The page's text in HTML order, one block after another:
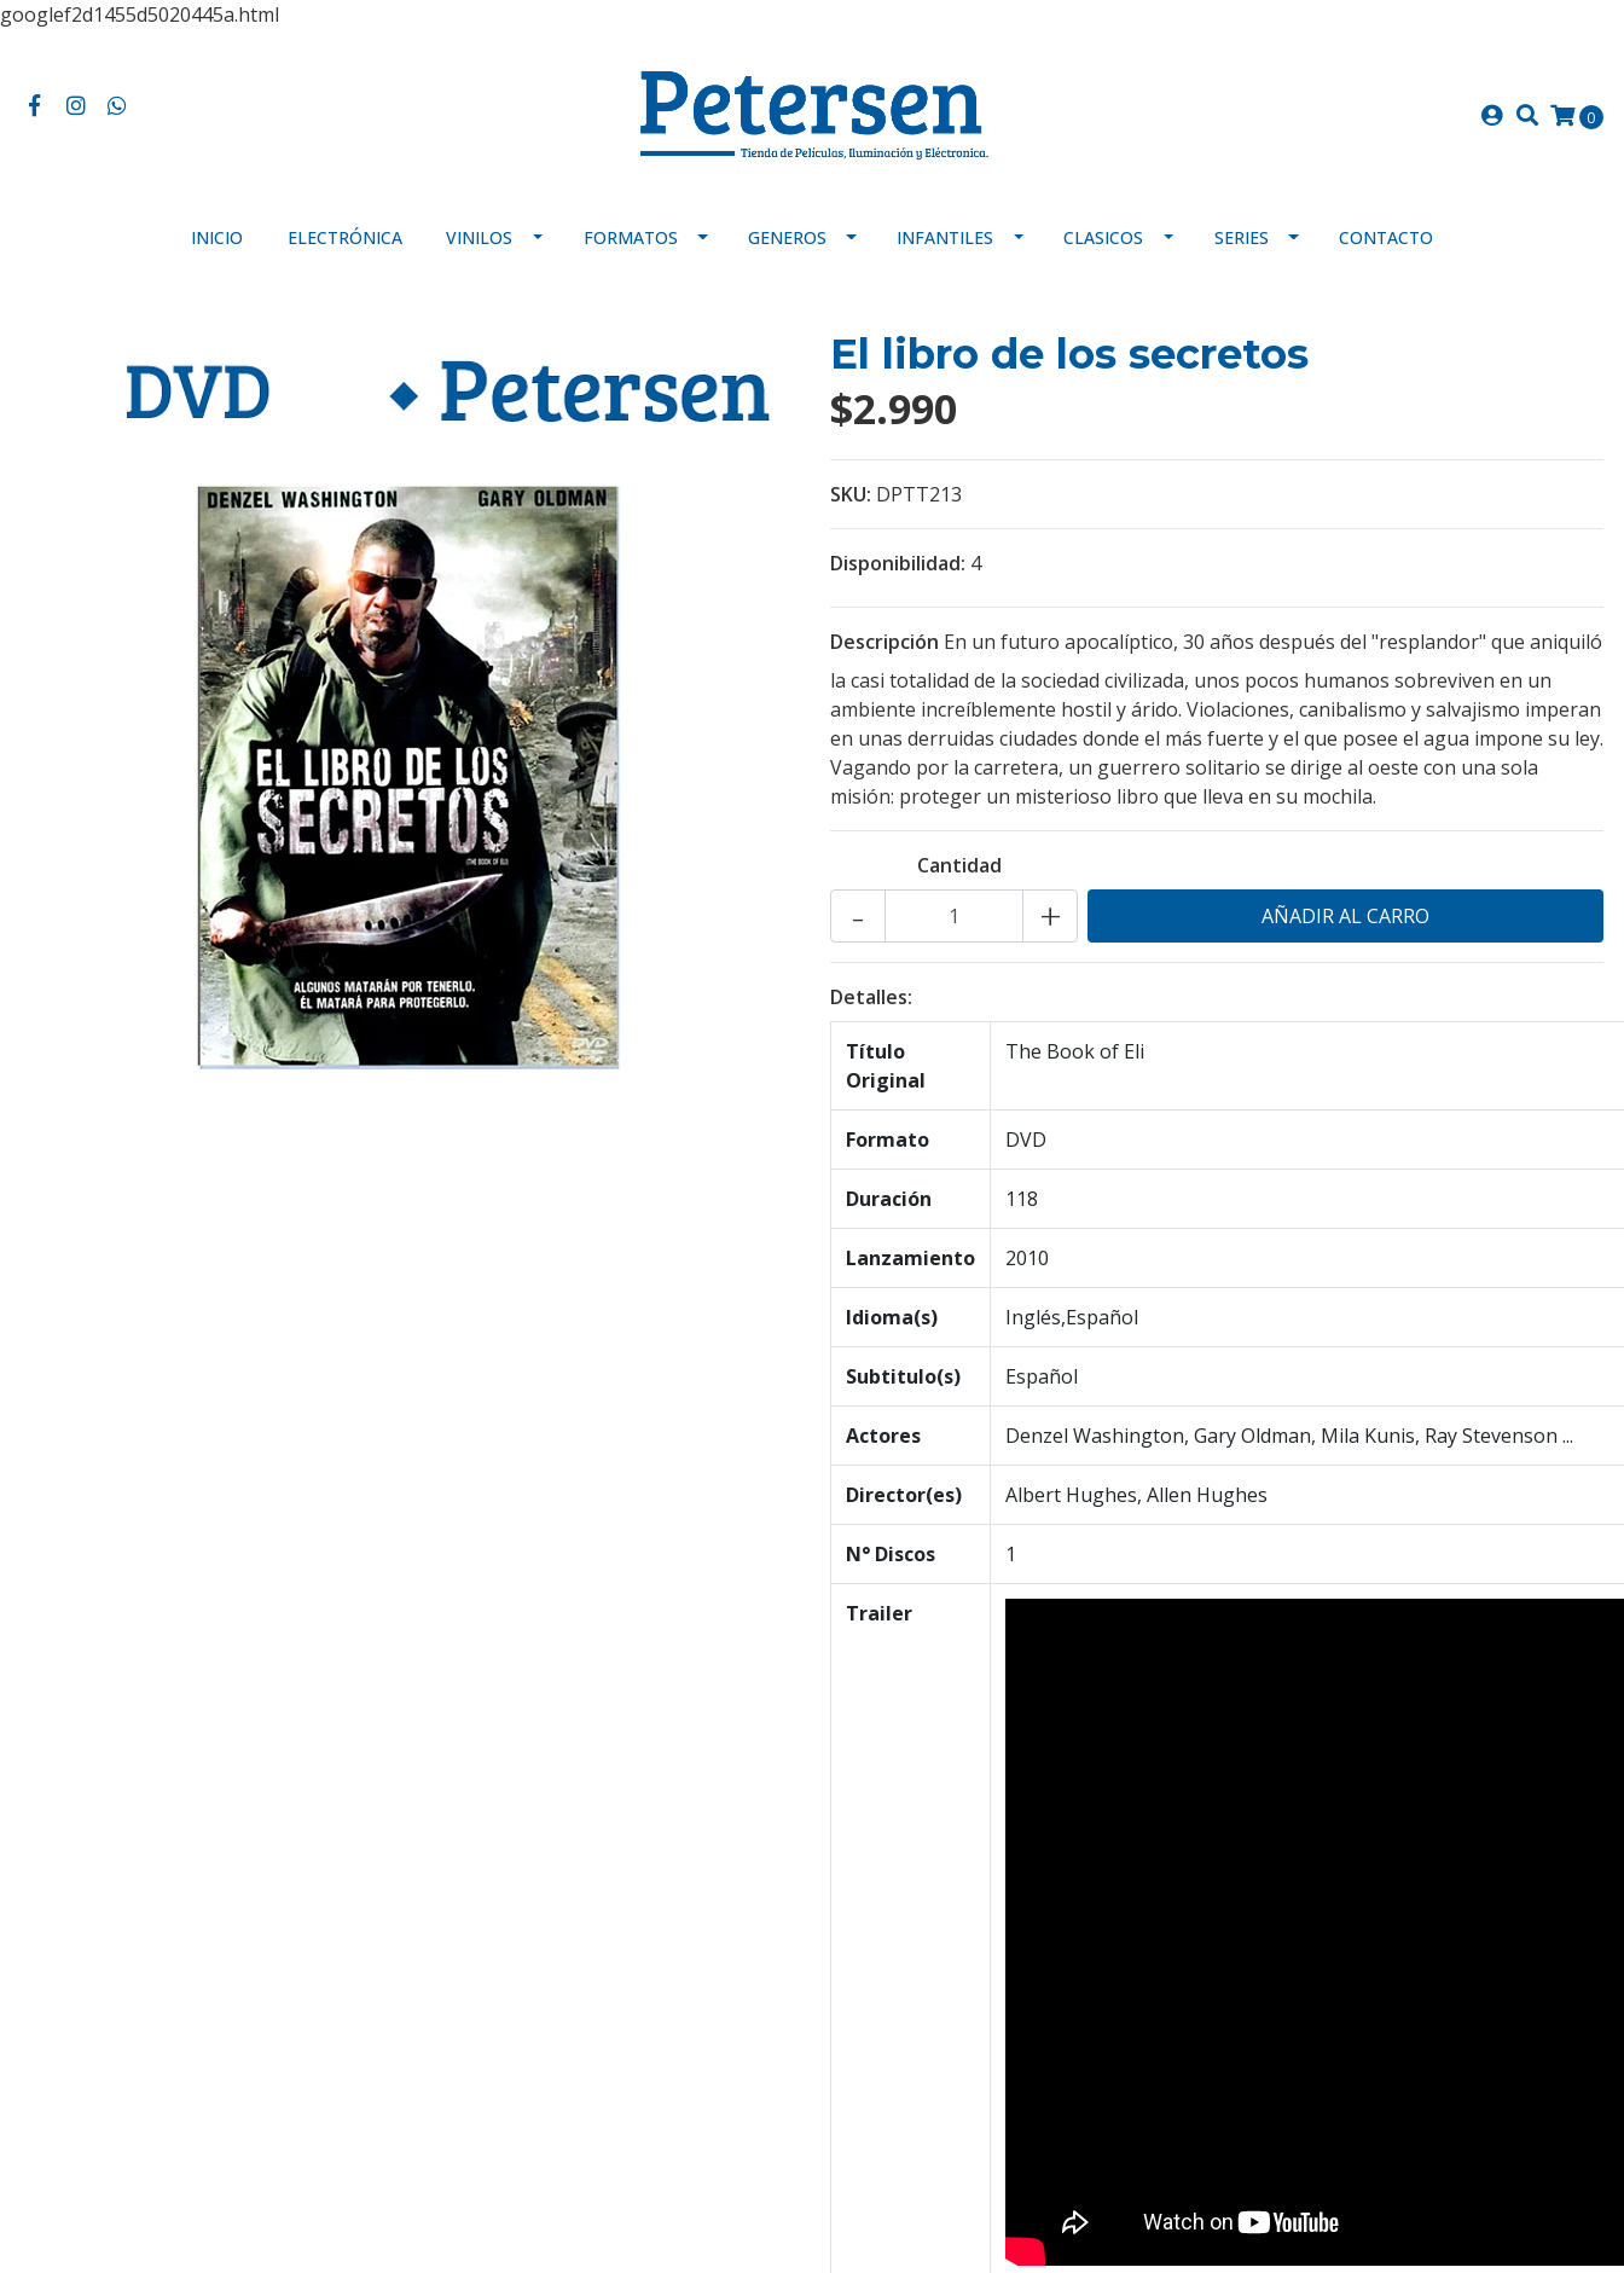
googlef2d1455d5020445a.html
0
INICIO ELECTRÓNICA VINILOS FORMATOS GENEROS INFANTILES CLASICOS SERIES CONTACTO
El libro de los secretos
$2.990
SKU: DPTT213
Disponibilidad: 4
Descripción En un futuro apocalíptico, 30 años después del "resplandor" que aniquiló
la casi totalidad de la sociedad civilizada, unos pocos humanos sobreviven en un
ambiente increíblemente hostil y árido. Violaciones, canibalismo y salvajismo imperan
en unas derruidas ciudades donde el más fuerte y el que posee el agua impone su ley.
Vagando por la carretera, un guerrero solitario se dirige al oeste con una sola
misión: proteger un misterioso libro que lleva en su mochila.
Cantidad
+
-
Detalles:
Título
Original
The Book of Eli
Formato DVD
Duración 118
Lanzamiento 2010
Idioma(s) Inglés,Español
Subtitulo(s) Español
Actores Denzel Washington, Gary Oldman, Mila Kunis, Ray Stevenson ...
Director(es) Albert Hughes, Allen Hughes
N° Discos 1
Trailer